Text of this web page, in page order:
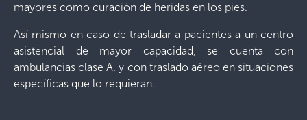
mayores como curación de heridas en los pies.
Así mismo en caso de trasladar a pacientes a un centro
asistencial de mayor capacidad, se cuenta con
ambulancias clase A, y con traslado aéreo en situaciones
específicas que lo requieran.